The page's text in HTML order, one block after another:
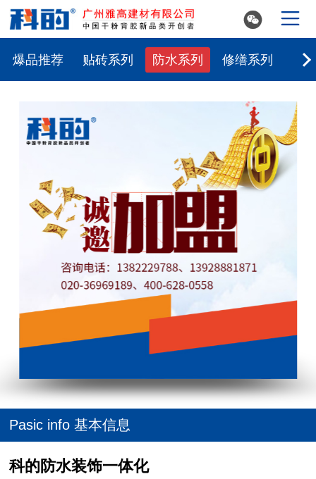
 
爆品推荐 贴砖系列 防水系列 修缮系列
Pasic info 基本信息
科的防水装饰一体化